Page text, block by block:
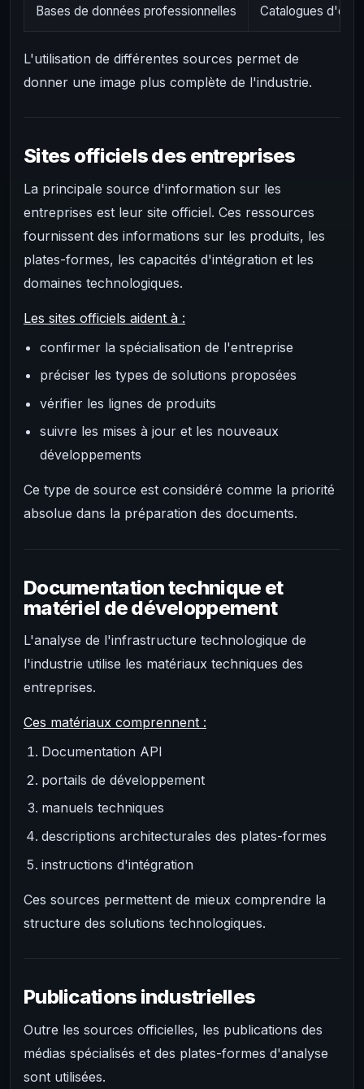
Bases de données professionnelles Catalogues
L'utilisation de différentes sources permet de
donner une image plus complète de l'industrie.
Sites officiels des entreprises
La principale source d'information sur les
entreprises est leur site officiel. Ces ressources
fournissent des informations sur les produits, les
plates-formes, les capacités d'intégration et les
domaines technologiques.
Les sites officiels aident à :
confirmer la spécialisation de l'entreprise
préciser les types de solutions proposées
vérifier les lignes de produits
suivre les mises à jour et les nouveaux
développements
Ce type de source est considéré comme la priorité
absolue dans la préparation des documents.
Documentation technique et
matériel de développement
L'analyse de l'infrastructure technologique de
l'industrie utilise les matériaux techniques des
entreprises.
Ces matériaux comprennent :
Documentation API
portails de développement
manuels techniques
descriptions architecturales des plates-formes
instructions d'intégration
Ces sources permettent de mieux comprendre la
structure des solutions technologiques.
Publications industrielles
Outre les sources officielles, les publications des
médias spécialisés et des plates-formes d'analyse
sont utilisées.